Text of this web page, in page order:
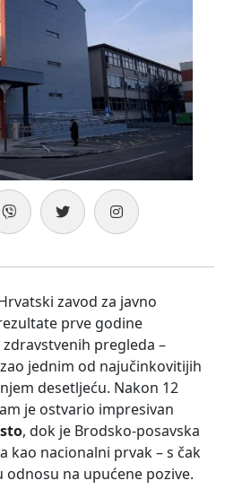
zavod za javno
prve godine
pregleda –
jednim od najučinkovitijih
desetljeću. Nakon 12
je ostvario impresivan
, dok je Brodsko-posavska
kao nacionalni prvak – s čak
odnosu na upućene pozive.